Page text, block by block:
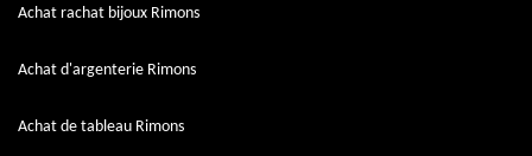
Achat rachat bijoux Rimons
Achat d'argenterie Rimons
Achat de tableau Rimons